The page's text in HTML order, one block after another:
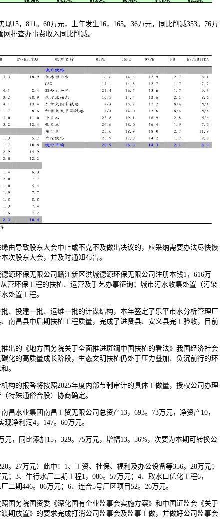
，811。60万元，上年发生16，165。36万元，同比削减353。76万
排查办事费收入同比削减。
导致股东大会中止或不克不及做出决议的，应采纳需要办法尽快恢
次股东大会，并及时通知布告。
环保无限公司赣江新区洪城德源环保无限公司注册本钱1，616万
营环保工程的扶植、运营及手艺办事征询；城市污水收集处置（污染
处置工程。
投建一批、运维一批的计谋结构，本年签定了乐平市水分析管理厂
南昌县中后期扶植工程质量，完成了进贤县、安义县完工验收，目前
的《地方国务院关于全面推进斑斓中国扶植的看法》我国经济社会
化的高质量成长阶段，生态文明扶植仍处于压力叠加、负沉前行的环
。
的报答将按照2025年度内部节制审计的具体工做量，授权公司办理
特殊通俗合股）协商确定。
水业集团南昌工贸无限公司总资产13，693。73万元，净资产10，
现净利润4，147。60万元。
，同比添加15，329。75万元，增幅13。56%，次要为本期可转换公
27万元）此中：1、工资、社保、福利及办公设备等356。28万元；
；3、牛行水厂二期工程1，086。57万元；4、取水口优化工程6，
二期446。06万元；6、连合5号厂区项目52。26万元。
务院国资委《深化国有企业监事会实施方案》和中国证监会《关于
期放置》的要求完成打消公司监事会及监事工做，并做好公司监事会